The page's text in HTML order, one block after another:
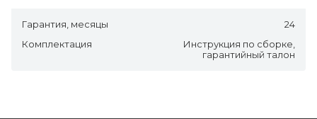
Гарантия, месяцы
24
Комплектация
Инструкция по сборке,
гарантийный талон